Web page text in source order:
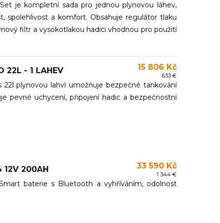
je kompletní sada pro jednou plynovou láhev,
spolehlivost a komfort. Obsahuje regulátor tlaku
filtr a vysokotlakou hadici vhodnou pro použití
22L - 1 LAHEV 15 806 Kč
633 €
plynovou lahví umožňuje bezpečné tankování
pevné uchycení, připojení hadic a bezpečnostní
12V 200AH 33 590 Kč
1 344 €
baterie s Bluetooth a vyhříváním, odolnost